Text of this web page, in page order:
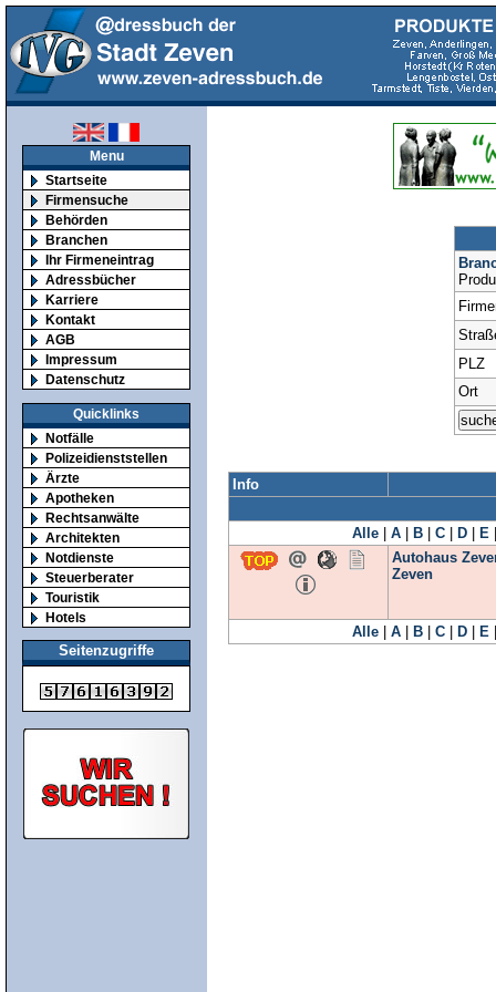
Menu
Startseite
Firmensuche
Behörden
Branchen
Ihr Firmeneintrag
Adressbücher
Karriere
Kontakt
AGB
Impressum
Datenschutz
Quicklinks
Notfälle
Polizeidienststellen
Ärzte
Apotheken
Rechtsanwälte
Architekten
Notdienste
Steuerberater
Touristik
Hotels
Seitenzugriffe
PLZ
Ort
Info
Alle A B C D E
Autohaus
Zeven
Alle A B C D E